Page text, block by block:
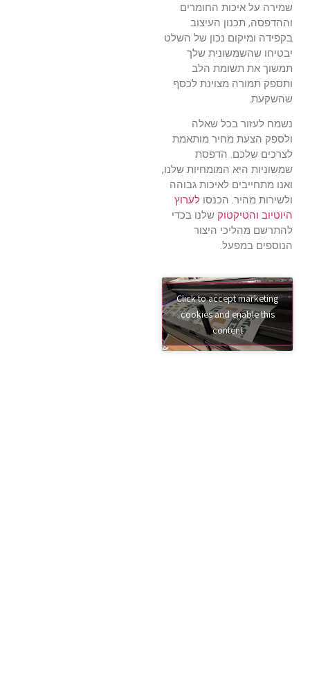
שמירה על איכות החומרים
וההדפסה, תכנון העיצוב
בקפידה ומיקום נכון של השלט
יבטיחו שהשמשונית שלך
תמשוך את תשומת הלב
ותספק תמורה מצוינת לכסף
שהשקעת.
נשמח לעזור בכל שאלה
ולספק הצעת מחיר מותאמת
לצרכים שלכם. הדפסת
שמשוניות היא המומחיות שלנו,
ואנו מתחייבים לאיכות גבוהה
ולשירות מהיר. הכנסו לערוץ
היוטיוב והטיקטוק שלנו בכדי
להתרשם מהליכי היצור
הנוספים במפעל.
Click to accept marketing
cookies and enable this
content